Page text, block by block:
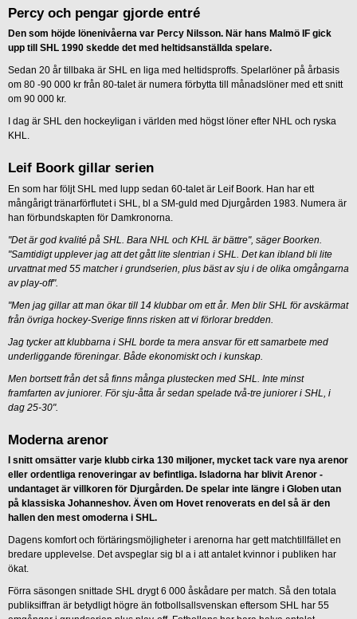
Percy och pengar gjorde entré
Den som höjde lönenivåerna var Percy Nilsson. När hans Malmö IF gick
upp till SHL 1990 skedde det med heltidsanställda spelare.
Sedan 20 år tillbaka är SHL en liga med heltidsproffs. Spelarlöner på årbasis
om 80 -90 000 kr från 80-talet är numera förbytta till månadslöner med ett snitt
om 90 000 kr.
I dag är SHL den hockeyligan i världen med högst löner efter NHL och ryska
KHL.
Leif Boork gillar serien
En som har följt SHL med lupp sedan 60-talet är Leif Boork. Han har ett
mångårigt tränarförflutet i SHL, bl a SM-guld med Djurgården 1983. Numera är
han förbundskapten för Damkronorna.
"Det är god kvalité på SHL. Bara NHL och KHL är bättre", säger Boorken.
"Samtidigt upplever jag att det gått lite slentrian i SHL. Det kan ibland bli lite
urvattnat med 55 matcher i grundserien, plus bäst av sju i de olika omgångarna
av play-off".
"Men jag gillar att man ökar till 14 klubbar om ett år. Men blir SHL för avskärmat
från övriga hockey-Sverige finns risken att vi förlorar bredden.
Jag tycker att klubbarna i SHL borde ta mera ansvar för ett samarbete med
underliggande föreningar. Både ekonomiskt och i kunskap.
Men bortsett från det så finns många plustecken med SHL. Inte minst
framfarten av juniorer. För sju-åtta år sedan spelade två-tre juniorer i SHL, i
dag 25-30".
Moderna arenor
I snitt omsätter varje klubb cirka 130 miljoner, mycket tack vare nya arenor
eller ordentliga renoveringar av befintliga. Isladorna har blivit Arenor -
undantaget är villkoren för Djurgården. De spelar inte längre i Globen utan
på klassiska Johanneshov. Även om Hovet renoverats en del så är den
hallen den mest omoderna i SHL.
Dagens komfort och förtäringsmöjligheter i arenorna har gett matchtillfället en
bredare upplevelse. Det avspeglar sig bl a i att antalet kvinnor i publiken har
ökat.
Förra säsongen snittade SHL drygt 6 000 åskådare per match. Så den totala
publiksiffran är betydligt högre än fotbollsallsvenskan eftersom SHL har 55